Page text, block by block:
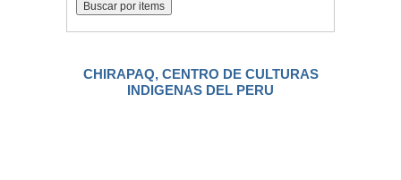
CHIRAPAQ, CENTRO DE CULTURAS
INDIGENAS DEL PERU